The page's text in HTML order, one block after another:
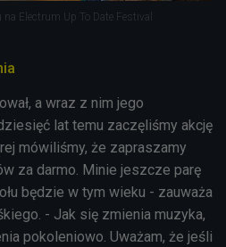
Electrum Up To Date Festival
a wraz z nim jego
lat temu zaczęliśmy akcję
mówiliśmy, że zapraszamy
za darmo. Minie jeszcze parę
będzie w tym wieku - zauważa
- Jak się zmienia muzyka,
pokoleniowo. Uważam, że jeśli